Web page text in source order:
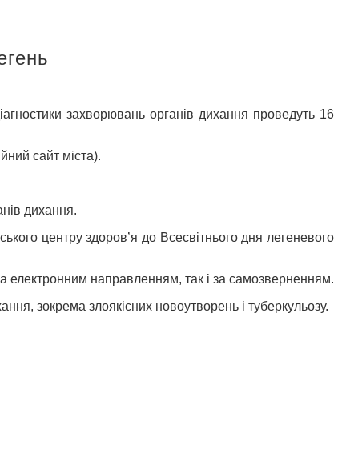
захворювань органів дихання проведуть 16
сайт міста).
дихання.
центру здоров’я до Всесвітнього дня легеневого
електронним направленням, так і за самозверненням.
зокрема злоякісних новоутворень і туберкульозу.